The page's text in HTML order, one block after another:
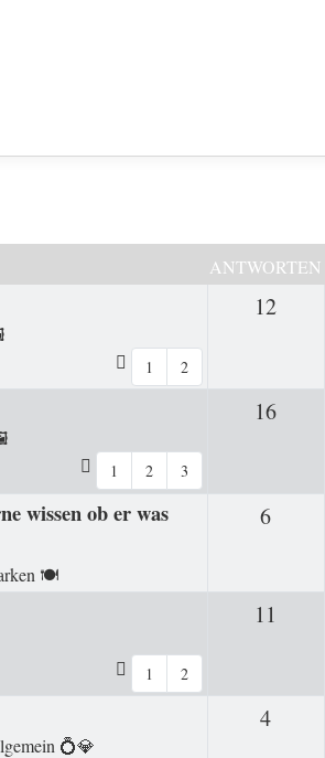
ANTWORTEN
1 2
12
1 2 3
16
wissen ob er was
🍽️
6
1 2
11
💍💎
4